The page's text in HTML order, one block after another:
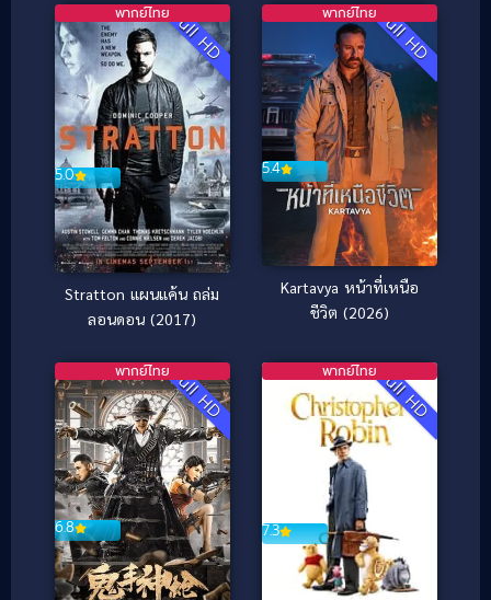
Full HD
5.0
พากย์ไทย
Stratton แผนแค้น ถล่ม
ลอนดอน (2017)
Full HD
5.4
พากย์ไทย
Kartavya หน้าที่เหนือ
ชีวิต (2026)
Full HD
6.8
พากย์ไทย Full HD
7.3
พากย์ไทย